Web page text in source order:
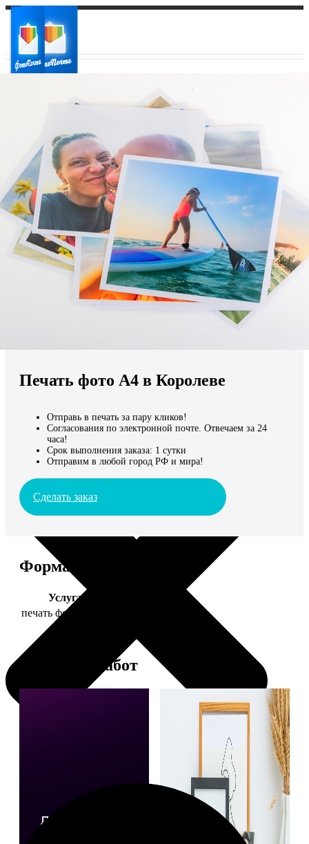
Ваш регион доставки
Выберите из списка:
Мы доставляем по всему миру
Продолжить без города
Печать фото А4 в Королеве
Отправь в печать за пару кликов!
Согласования по электронной почте. Отвечаем за 24
часа!
Срок выполнения заказа: 1 сутки
Отправим в любой город РФ и мира!
Сделать заказ
Форматы и цены
Услуга
печать фото 20х30
Примеры работ